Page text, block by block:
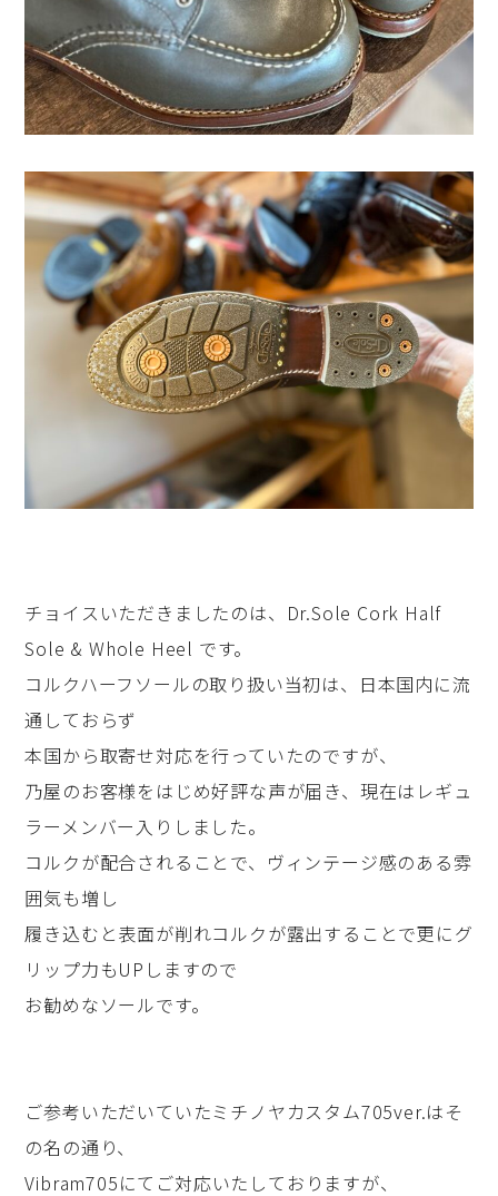
チョイスいただきましたのは、Dr.Sole Cork Half
Sole & Whole Heel です。
コルクハーフソールの取り扱い当初は、日本国内に流
通しておらず
本国から取寄せ対応を行っていたのですが、
乃屋のお客様をはじめ好評な声が届き、現在はレギュ
ラーメンバー入りしました。
コルクが配合されることで、ヴィンテージ感のある雰
囲気も増し
履き込むと表面が削れコルクが露出することで更にグ
リップ力もUPしますので
お勧めなソールです。
ご参考いただいていたミチノヤカスタム705ver.はそ
の名の通り、
Vibram705にてご対応いたしておりますが、